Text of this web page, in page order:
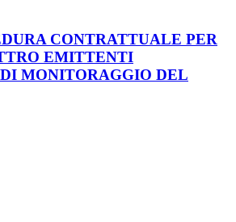
CONTRATTUALE PER
EMITTENTI
MONITORAGGIO DEL